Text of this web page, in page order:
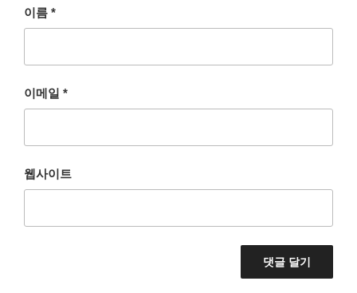
이름 *
이메일 *
웹사이트